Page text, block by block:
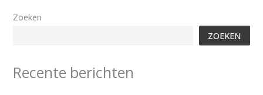
Zoeken
ZOEKEN
Recente berichten